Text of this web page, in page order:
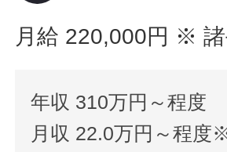
月給 220,000円 ※ 諸
年収 310万円～程度
月収 22.0万円～程度